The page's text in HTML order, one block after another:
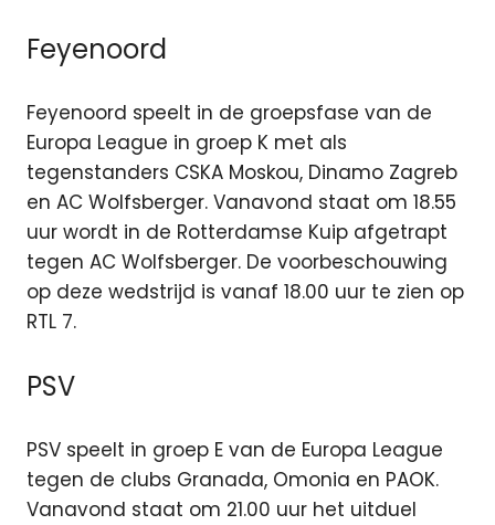
Feyenoord
Feyenoord speelt in de groepsfase van de
Europa League in groep K met als
tegenstanders CSKA Moskou, Dinamo Zagreb
en AC Wolfsberger. Vanavond staat om 18.55
uur wordt in de Rotterdamse Kuip afgetrapt
tegen AC Wolfsberger. De voorbeschouwing
op deze wedstrijd is vanaf 18.00 uur te zien op
RTL 7.
PSV
PSV speelt in groep E van de Europa League
tegen de clubs Granada, Omonia en PAOK.
Vanavond staat om 21.00 uur het uitduel